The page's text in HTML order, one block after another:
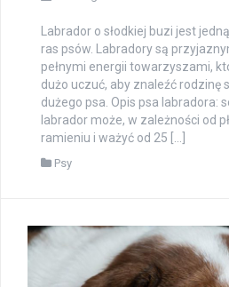
Labrador o słodkiej buzi jest
ras psów. Labradory są
pełnymi energii towarzyszami,
dużo uczuć, aby znaleźć rodzinę
dużego psa. Opis psa labradora:
labrador może, w zależności od
ramieniu i ważyć od 25 […]
Psy